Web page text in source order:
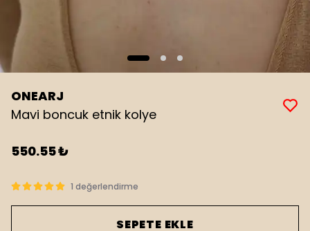
ONEARJ
Mavi boncuk etnik kolye
550.55 ₺
1 değerlendirme
SEPETE EKLE